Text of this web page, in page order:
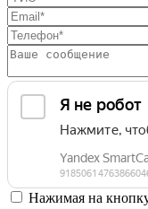
Нажимая на